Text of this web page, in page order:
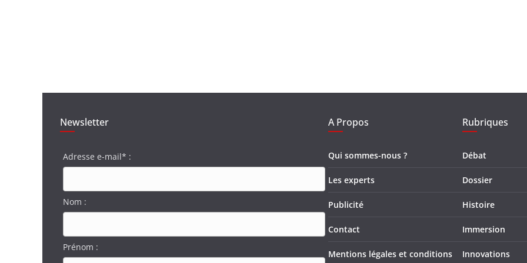
Newsletter
Adresse e-mail* :
Nom :
Prénom :
A Propos
Qui sommes-nous ?
Les experts
Publicité
Contact
Mentions légales et conditions
Rubriques
Débat
Dossier
Histoire
Immersion
Innovations